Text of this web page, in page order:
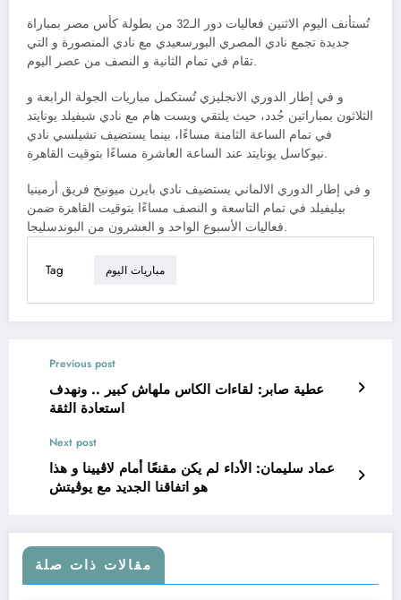
تُستأنف اليوم الاثنين فعاليات دور الـ32 من بطولة كأس مصر بمباراة
جديدة تجمع نادي المصري البورسعيدي مع نادي المنصورة و التي
تقام في تمام الثانية و النصف من عصر اليوم.
و في إطار الدوري الانجليزي تُستكمل مباريات الجولة الرابعة و
الثلاثون بمباراتين جُدد، حيث يلتقي ويست هام مع نادي شيفيلد يونايتد
في تمام الساعة الثامنة مساءًا، بينما يستضيف تشيلسي نادي
نيوكاسل يونايتد عند الساعة العاشرة مساءًا بتوقيت القاهرة.
و في إطار الدوري الالماني يستضيف نادي بايرن ميونيخ فريق أرمينيا
بيليفيلد في تمام التاسعة و النصف مساءًا بتوقيت القاهرة ضمن
فعاليات الأسبوع الواحد و العشرون من البوندسليجا.
Tag مباريات اليوم
Previous post
عطية صابر: لقاءات الكاس ملهاش كبير .. ونهدف
استعادة الثقة
Next post
عماد سليمان: الأداء لم يكن مقنعًا أمام لاڤيينا و هذا
هو اتفاقنا الجديد مع يوڤيتش
مقالات ذات صلة